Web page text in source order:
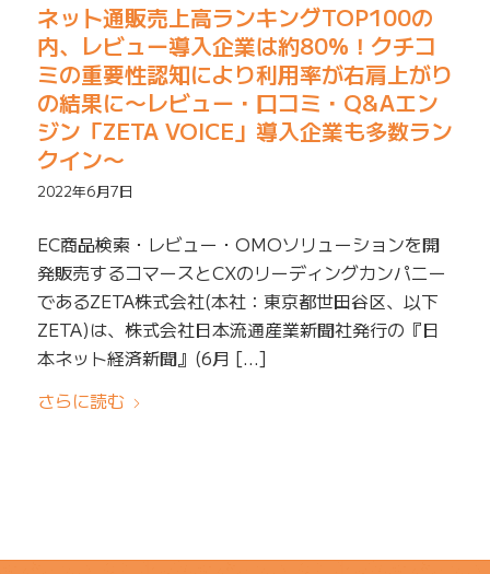
ネット通販売上高ランキングTOP100の
内、レビュー導入企業は約80%！クチコ
ミの重要性認知により利用率が右肩上がり
の結果に〜レビュー・口コミ・Q&Aエン
ジン「ZETA VOICE」導入企業も多数ラン
クイン〜
2022年6月7日
EC商品検索・レビュー・OMOソリューションを開
発販売するコマースとCXのリーディングカンパニー
であるZETA株式会社(本社：東京都世田谷区、以下
ZETA)は、株式会社日本流通産業新聞社発行の『日
本ネット経済新聞』(6月 […]
さらに読む